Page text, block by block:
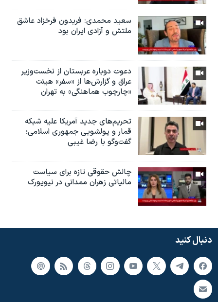
سعید محمدی: فریدون فرخزاد عاشق
ملتش و آزادی ایران بود
دعوت دوباره عربستان از نخست‌وزیر
عراق و گزارش‌ها از «سفر» هیئت
«چارچوب هماهنگی» به تهران
تحریم‌های جدید آمریکا علیه شبکه
قمار و پولشویی جمهوری اسلامی؛
گفت‌وگو با رضا غیبی
چالش حقوقی تازه برای سیاست
مالیاتی زهران ممدانی در نیویورک
دنبال کنید